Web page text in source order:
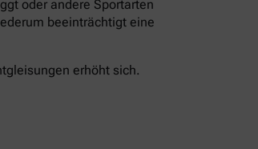
oder andere Sportarten
beeinträchtigt eine
erhöht sich.